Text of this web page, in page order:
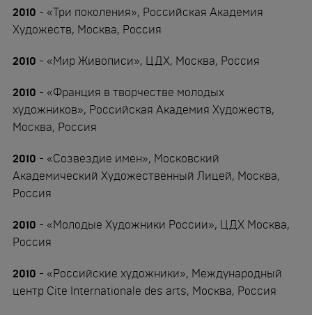
2010 - «Три поколения», Российская Академия
Художеств, Москва, Россия
2010 - «Мир Живописи», ЦДХ, Москва, Россия
2010 - «Франция в творчестве молодых
художников», Российская Академия Художеств,
Москва, Россия
2010 - «Созвездие имен», Московский
Академический Художественный Лицей, Москва,
Россия
2010 - «Молодые Художники России», ЦДХ Москва,
Россия
2010 - «Российские художники», Международный
центр Cite Internationale des arts, Москва, Россия